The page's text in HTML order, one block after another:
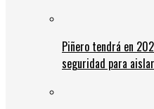
Piñero tendrá en
seguridad para